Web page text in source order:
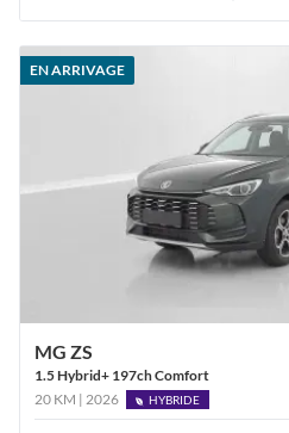
EN ARRIVAGE
MG ZS
1.5 Hybrid+ 197ch Comfort
20 KM | 2026
HYBRIDE